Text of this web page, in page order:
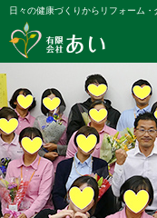
日々の健康づくりからリフォーム